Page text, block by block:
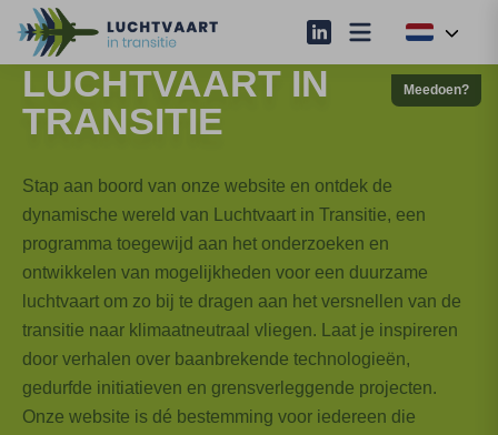
Meedoen?
LUCHTVAART IN
TRANSITIE
Stap aan boord van onze website en ontdek de
dynamische wereld van Luchtvaart in Transitie, een
programma toegewijd aan het onderzoeken en
ontwikkelen van mogelijkheden voor een duurzame
luchtvaart om zo bij te dragen aan het versnellen van de
transitie naar klimaatneutraal vliegen. Laat je inspireren
door verhalen over baanbrekende technologieën,
gedurfde initiatieven en grensverleggende projecten.
Onze website is dé bestemming voor iedereen die